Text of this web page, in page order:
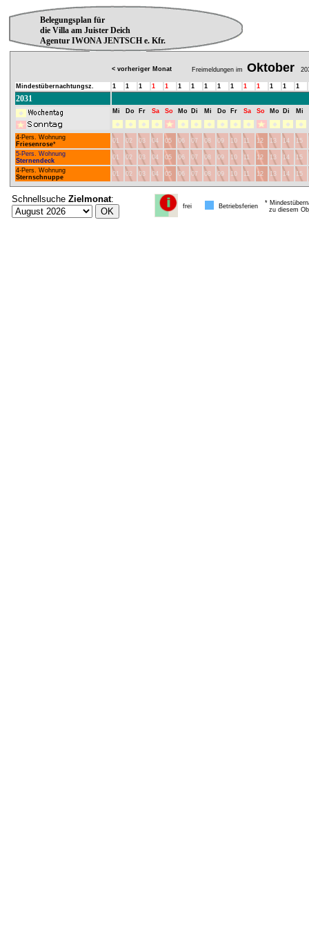
Belegungsplan für
die Villa am Juister Deich
Agentur IWONA JENTSCH e. Kfr.
< vorheriger Monat Freimeldungen im Oktober
Mindestübernachtungsz. 1 1 1 1 1 1 1 1 1 1 1 1 1 1 1
2031
Mi Do Fr Sa So Mo Di Mi Do Fr Sa So Mo Di Mi
4-Pers. Wohnung
Friesenrose* 01 02 03 04 05 06 07 08 09 10 11 12 13 14
15
5-Pers. Wohnung
Sternendeck
01 02 03 04 05 06 07 08 09 10 11 12 13 14
15
4-Pers. Wohnung
Sternschnuppe
01 02 03 04 05 06 07 08 09 10 11 12 13 14 15
Schnellsuche Zielmonat:
frei Betriebsferien
*
zu diesem